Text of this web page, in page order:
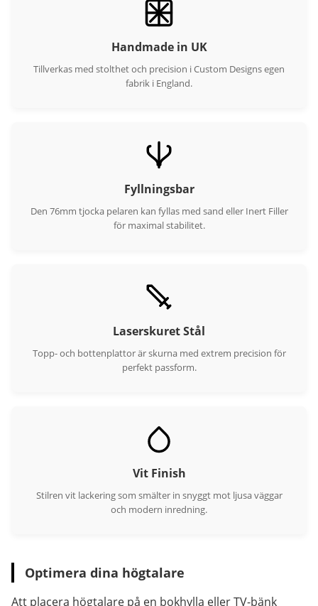
Handmade in UK
Tillverkas med stolthet och precision i Custom Designs egen
fabrik i England.
Fyllningsbar
Den 76mm tjocka pelaren kan fyllas med sand eller Inert Filler
för maximal stabilitet.
Laserskuret Stål
Topp- och bottenplattor är skurna med extrem precision för
perfekt passform.
Vit Finish
Stilren vit lackering som smälter in snyggt mot ljusa väggar
och modern inredning.
Optimera dina högtalare
Att placera högtalare på en bokhylla eller TV-bänk